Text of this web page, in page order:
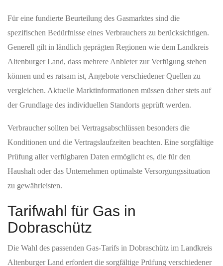
Für eine fundierte Beurteilung des Gasmarktes sind die
spezifischen Bedürfnisse eines Verbrauchers zu berücksichtigen.
Generell gilt in ländlich geprägten Regionen wie dem Landkreis
Altenburger Land, dass mehrere Anbieter zur Verfügung stehen
können und es ratsam ist, Angebote verschiedener Quellen zu
vergleichen. Aktuelle Marktinformationen müssen daher stets auf
der Grundlage des individuellen Standorts geprüft werden.
Verbraucher sollten bei Vertragsabschlüssen besonders die
Konditionen und die Vertragslaufzeiten beachten. Eine sorgfältige
Prüfung aller verfügbaren Daten ermöglicht es, die für den
Haushalt oder das Unternehmen optimalste Versorgungssituation
zu gewährleisten.
Tarifwahl für Gas in
Dobraschütz
Die Wahl des passenden Gas-Tarifs in Dobraschütz im Landkreis
Altenburger Land erfordert die sorgfältige Prüfung verschiedener